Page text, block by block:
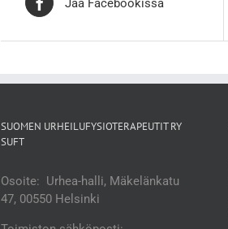
SUOMEN URHEILUFYSIOTERAPEUTIT RY
SUFT
Osoite: Urhea-halli, Mäkelänkatu
47, 00550 Helsinki